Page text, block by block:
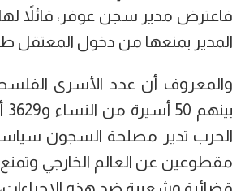
فاعترض مدير سجن عوفر، قائلاً لها
المدير بمنعها من دخول المعتقل
الحرب تدير مصلحة السجون
مقطوعين عن العالم الخارجي